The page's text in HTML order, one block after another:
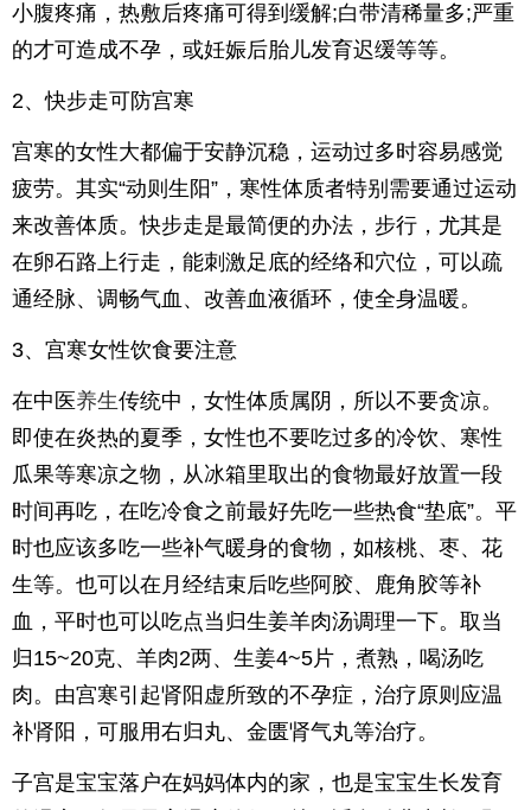
小腹疼痛，热敷后疼痛可得到缓解;白带清稀量多;严重
的才可造成不孕，或妊娠后胎儿发育迟缓等等。
2、快步走可防宫寒
宫寒的女性大都偏于安静沉稳，运动过多时容易感觉
疲劳。其实“动则生阳”，寒性体质者特别需要通过运动
来改善体质。快步走是最简便的办法，步行，尤其是
在卵石路上行走，能刺激足底的经络和穴位，可以疏
通经脉、调畅气血、改善血液循环，使全身温暖。
3、宫寒女性饮食要注意
在中医养生传统中，女性体质属阴，所以不要贪凉。
即使在炎热的夏季，女性也不要吃过多的冷饮、寒性
瓜果等寒凉之物，从冰箱里取出的食物最好放置一段
时间再吃，在吃冷食之前最好先吃一些热食“垫底”。平
时也应该多吃一些补气暖身的食物，如核桃、枣、花
生等。也可以在月经结束后吃些阿胶、鹿角胶等补
血，平时也可以吃点当归生姜羊肉汤调理一下。取当
归15~20克、羊肉2两、生姜4~5片，煮熟，喝汤吃
肉。由宫寒引起肾阳虚所致的不孕症，治疗原则应温
补肾阳，可服用右归丸、金匮肾气丸等治疗。
子宫是宝宝落户在妈妈体内的家，也是宝宝生长发育